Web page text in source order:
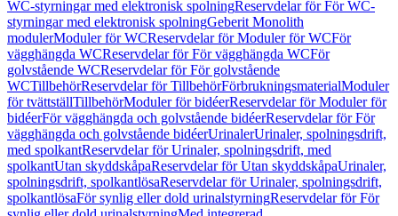
WC-styrningar med elektronisk spolningReservdelar för För WC-
styrningar med elektronisk spolningGeberit Monolith
modulerModuler för WCReservdelar för Moduler för WCFör
vägghängda WCReservdelar för För vägghängda WCFör
golvstående WCReservdelar för För golvstående
WCTillbehörReservdelar för TillbehörFörbrukningsmaterialModuler
för tvättställTillbehörModuler för bidéerReservdelar för Moduler för
bidéerFör vägghängda och golvstående bidéerReservdelar för För
vägghängda och golvstående bidéerUrinalerUrinaler, spolningsdrift,
med spolkantReservdelar för Urinaler, spolningsdrift, med
spolkantUtan skyddskåpaReservdelar för Utan skyddskåpaUrinaler,
spolningsdrift, spolkantlösaReservdelar för Urinaler, spolningsdrift,
spolkantlösaFör synlig eller dold urinalstyrningReservdelar för För